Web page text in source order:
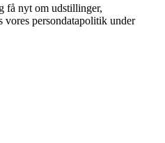
få nyt om udstillinger,
persondatapolitik under